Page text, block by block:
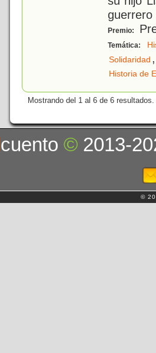
guerrero
Premio:
Temática:
Solidaridad ,
Historia de
Mostrando del 1 al 6 de 6 resultados.
cuento© 2013-
©